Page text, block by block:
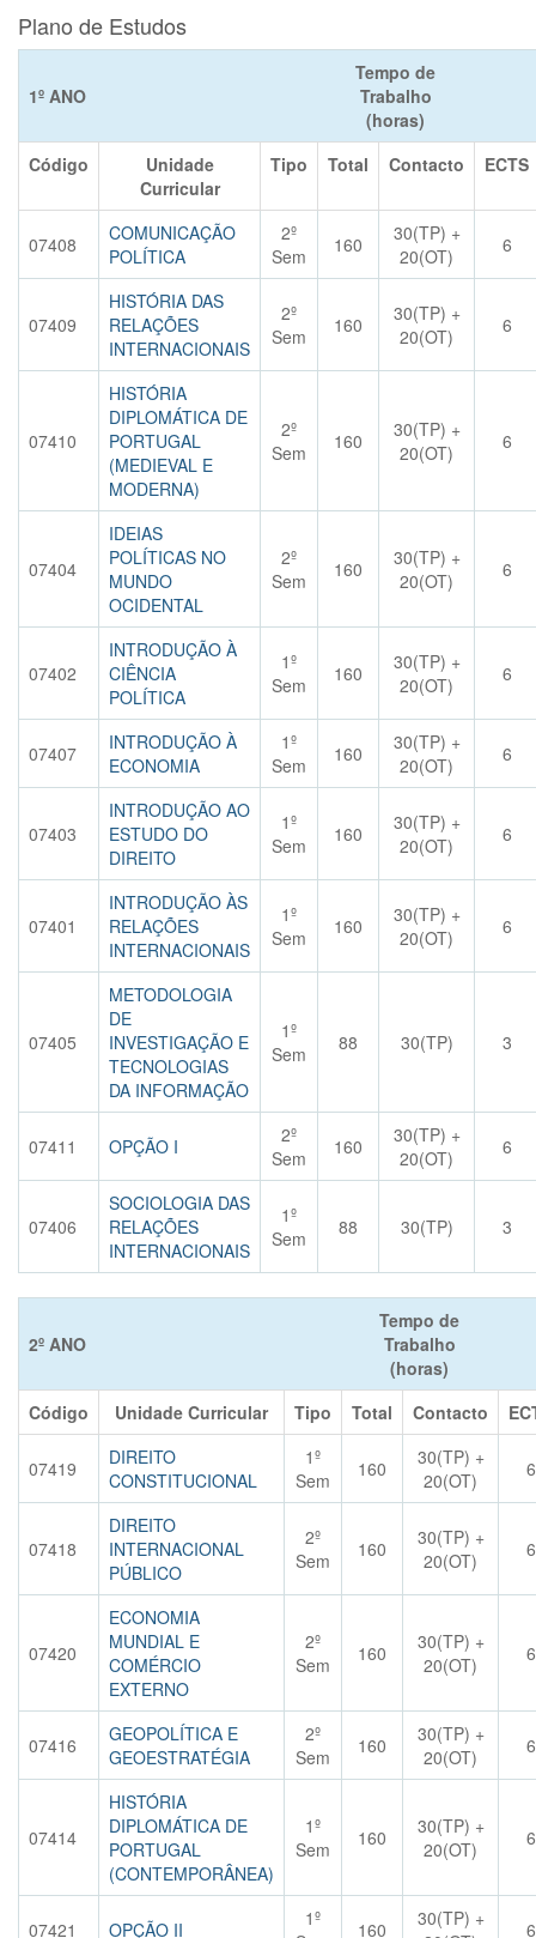
Plano de Estudos
1º ANO
Tempo de
Trabalho
(horas)
Código
Unidade
Curricular
Tipo Total Contacto ECTS
07408
COMUNICAÇÃO
POLÍTICA
2º
Sem
160
30(TP) +
20(OT)
6
07409
HISTÓRIA DAS
RELAÇÕES
INTERNACIONAIS
2º
Sem
160
30(TP) +
20(OT)
6
07410
HISTÓRIA
DIPLOMÁTICA DE
PORTUGAL
(MEDIEVAL E
MODERNA)
2º
Sem
160
30(TP) +
20(OT)
6
07404
IDEIAS
POLÍTICAS NO
MUNDO
OCIDENTAL
2º
Sem
160
30(TP) +
20(OT)
6
07402
INTRODUÇÃO À
CIÊNCIA
POLÍTICA
1º
Sem
160
30(TP) +
20(OT)
6
07407
INTRODUÇÃO À
ECONOMIA
1º
Sem
160
30(TP) +
20(OT)
6
07403
INTRODUÇÃO AO
ESTUDO DO
DIREITO
1º
Sem
160
30(TP) +
20(OT)
6
07401
INTRODUÇÃO ÀS
RELAÇÕES
INTERNACIONAIS
1º
Sem
160
30(TP) +
20(OT)
6
07405
METODOLOGIA
DE
INVESTIGAÇÃO E
TECNOLOGIAS
DA INFORMAÇÃO
1º
Sem
88 30(TP) 3
07411 OPÇÃO I
2º
Sem
160
30(TP) +
20(OT)
6
07406
SOCIOLOGIA DAS
RELAÇÕES
INTERNACIONAIS
1º
Sem
88 30(TP) 3
2º ANO
Tempo de
Trabalho
(horas)
Código
Unidade Curricular Tipo Total Contacto
07419
DIREITO
CONSTITUCIONAL
1º
Sem
160
30(TP) +
20(OT)
6
07418
DIREITO
INTERNACIONAL
PÚBLICO
2º
Sem
160
30(TP) +
20(OT)
6
07420
ECONOMIA
MUNDIAL E
COMÉRCIO
EXTERNO
2º
Sem
160
30(TP) +
20(OT)
6
07416
GEOPOLÍTICA E
GEOESTRATÉGIA
2º
Sem
160
30(TP) +
20(OT)
6
07414
HISTÓRIA
DIPLOMÁTICA DE
PORTUGAL
(CONTEMPORÂNEA)
1º
Sem
160
30(TP) +
20(OT)
6
07421 OPÇÃO II
1º
160
30(TP) +
6